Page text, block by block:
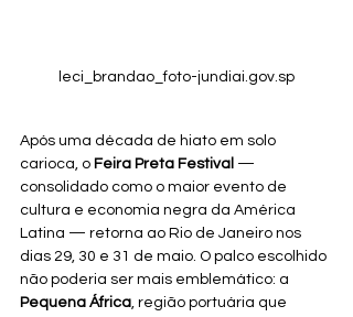
leci_brandao_foto-jundiai.gov.sp
Após uma década de hiato em solo
carioca, o Feira Preta Festival —
consolidado como o maior evento de
cultura e economia negra da América
Latina — retorna ao Rio de Janeiro nos
dias 29, 30 e 31 de maio. O palco escolhido
não poderia ser mais emblemático: a
Pequena África, região portuária que